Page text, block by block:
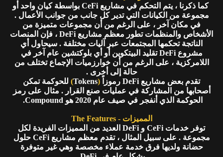
كما ذكرنا ، يتم التحكم في مشاريع CeFi بواسطة كيان واحد أو
مجموعة من الكيانات التي تدير كل جانب من جوانب الأعمال .
في مكان آخر ، على الرغم من أن مجموعات متميزة من
الأشخاص والمنظمات تطور معظم مشاريع DeFi ، فإن المنصات
الناتجة تحكمها المجتمعات عبر آليات مختلفة . سيحاول أي
مشروع DeFi تقليد البيتكوين أو أي بلوكتشين عام آخر في
اللامركزية ، على الرغم من أن خوارزميات الإجماع تختلف من
حالة إلى أخرى .
تقدم بعض مشاريع DeFi رموزاً
(
Tokens
) للحوكمة تمكن
أصحابها من المشاركة في عمليات صنع القرار . مثال على رمز
الحوكمة الذي أنفجر في صيف عام 2020 هو Compound.
المميزات - The Features
توفر خدمات CeFi و DeFi العديد من المميزات الفريدة لكل
مجموعة . على سبيل المثال ، تقدم معظم مشاريع CeFi حلول
حضانة ولديها فرق خدمة عملاء مخصصة وهي غير متوفرة